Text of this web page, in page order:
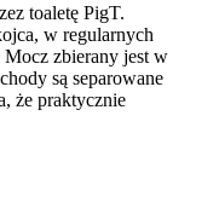
toaletę PigT.
w regularnych
Mocz zbierany jest w
są separowane
że praktycznie